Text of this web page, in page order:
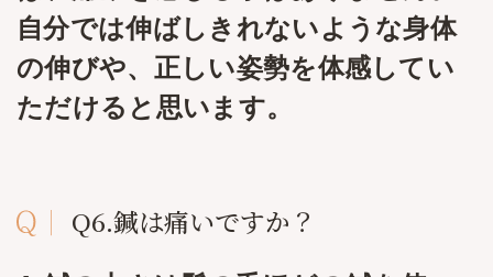
自分では伸ばしきれないような身体
の伸びや、正しい姿勢を体感してい
ただけると思います。
Q6.鍼は痛いですか？